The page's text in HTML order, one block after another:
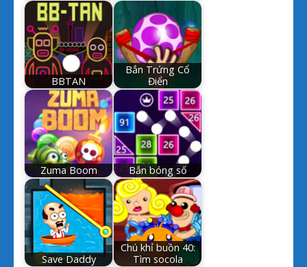
BBTAN
Bắn Trứng Cổ
Điển
Zuma Boom Bắn bóng số
Save Daddy
Chú khỉ buồn 40:
Tìm socola